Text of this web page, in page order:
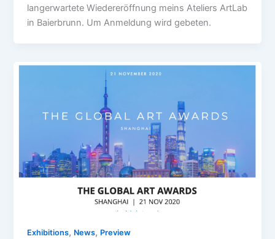
langerwartete Wiedereröffnung meins Ateliers ArtLab
in Baierbrunn. Um Anmeldung wird gebeten.
Exhibitions, News, Preview